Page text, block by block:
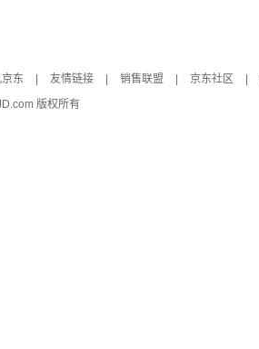
东 友情链接 销售联盟 京东社区
版权所有